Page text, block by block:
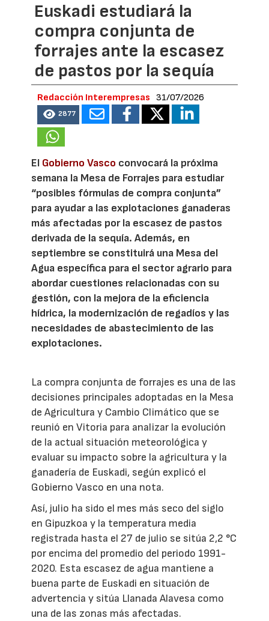
Euskadi estudiará la
compra conjunta de
forrajes ante la escasez
de pastos por la sequía
Redacción Interempresas 31/07/2026
2877
El Gobierno Vasco convocará la próxima
semana la Mesa de Forrajes para estudiar
“posibles fórmulas de compra conjunta”
para ayudar a las explotaciones ganaderas
más afectadas por la escasez de pastos
derivada de la sequía. Además, en
septiembre se constituirá una Mesa del
Agua específica para el sector agrario para
abordar cuestiones relacionadas con su
gestión, con la mejora de la eficiencia
hídrica, la modernización de regadíos y las
necesidades de abastecimiento de las
explotaciones.
La compra conjunta de forrajes es una de las
decisiones principales adoptadas en la Mesa
de Agricultura y Cambio Climático que se
reunió en Vitoria para analizar la evolución
de la actual situación meteorológica y
evaluar su impacto sobre la agricultura y la
ganadería de Euskadi, según explicó el
Gobierno Vasco en una nota.
Así, julio ha sido el mes más seco del siglo
en Gipuzkoa y la temperatura media
registrada hasta el 27 de julio se sitúa 2,2 °C
por encima del promedio del periodo 1991-
2020. Esta escasez de agua mantiene a
buena parte de Euskadi en situación de
advertencia y sitúa Llanada Alavesa como
una de las zonas más afectadas.